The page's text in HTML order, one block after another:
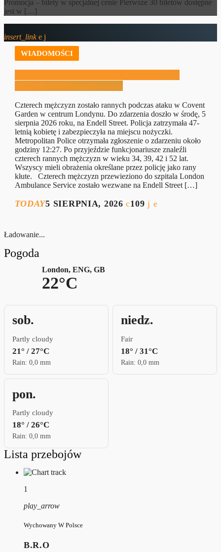
Promocja – bilety w specjalnej cenie Pierwsze 30 biletów dostępne
jest w […]
insert_link
WIADOMOŚCI
rannych, kobieta zatrzymana
Czterech mężczyzn zostało rannych podczas ataku w Covent
Garden w centrum Londynu. Do zdarzenia doszło w środę, 5
sierpnia 2026 roku, na Endell Street. Policja zatrzymała 47-
letnią kobietę i zabezpieczyła na miejscu nożyczki.
Metropolitan Police otrzymała zgłoszenie o zdarzeniu około
godziny 12:27. Po przyjeździe funkcjonariusze znaleźli
czterech rannych mężczyzn w wieku 34, 39, 42 i 52 lat.
Wszyscy mieli obrażenia określane przez policję jako rany
kłute. Czterech mężczyzn przewieziono do szpitala London
Ambulance Service zostało wezwane na Endell Street […]
TODAY5 SIERPNIA, 2026 109
Ładowanie...
Pogoda
London, ENG, GB
22°C
sob.
Partly cloudy
21° / 27°C
Rain: 0,0 mm
niedz.
Fair
18° / 31°C
Rain: 0,0 mm
pon.
Partly cloudy
18° / 26°C
Rain: 0,0 mm
Lista przebojów
1
play_arrow
Wychowany W Polsce
B.R.O